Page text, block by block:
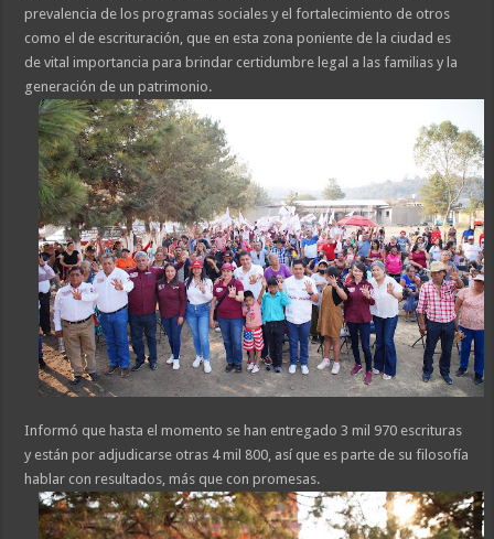
prevalencia de los programas sociales y el fortalecimiento de otros
como el de escrituración, que en esta zona poniente de la ciudad es
de vital importancia para brindar certidumbre legal a las familias y la
generación de un patrimonio.
Informó que hasta el momento se han entregado 3 mil 970 escrituras
y están por adjudicarse otras 4 mil 800, así que es parte de su filosofía
hablar con resultados, más que con promesas.